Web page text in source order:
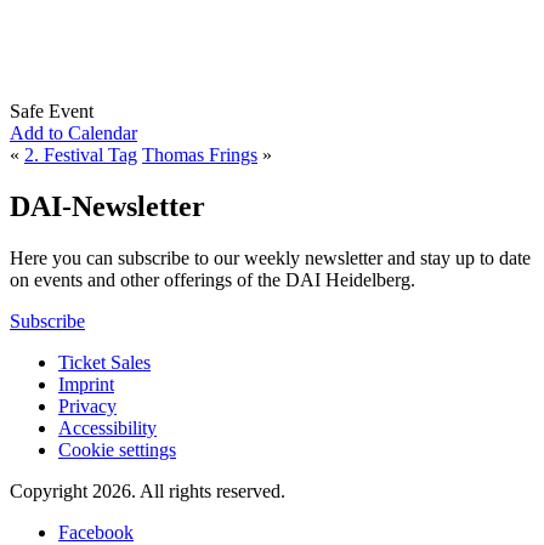
Safe Event
Add to Calendar
« 2. Festival Tag Thomas Frings »
DAI-Newsletter
Here you can subscribe to our weekly newsletter and stay up to date
on events and other offerings of the DAI Heidelberg.
Subscribe
Ticket Sales
Imprint
Privacy
Accessibility
Cookie settings
Copyright 2026. All rights reserved.
Facebook